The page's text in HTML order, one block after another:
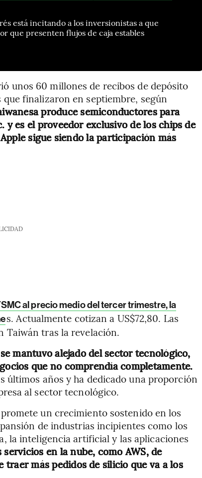
está incitando a los inversionistas a que
que presenten flujos de caja estables
unos 60 millones de recibos de depósito
finalizaron en septiembre, según
produce semiconductores para
es el proveedor exclusivo de los chips de
sigue siendo la participación más
al precio medio del tercer trimestre, la
s. Actualmente cotizan a US$72,80. Las
Taiwán tras la revelación.
se mantuvo alejado del sector tecnológico,
que no comprendía completamente.
últimos años y ha dedicado una proporción
al sector tecnológico.
un crecimiento sostenido en los
de industrias incipientes como los
la inteligencia artificial y las aplicaciones
servicios en la nube, como AWS, de
traer más pedidos de silicio que va a los